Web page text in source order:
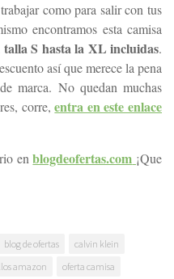
como para salir con tus
encontramos esta camisa
talla S hasta la XL incluidas.
así que merece la pena
marca. No quedan muchas
corre,entra en este enlace
enblogdeofertas.com ¡Que
blog de ofertas
calvin klein
amazon
oferta camisa